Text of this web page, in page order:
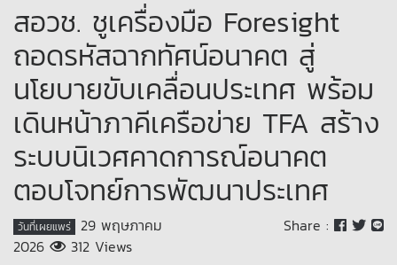
สอวช. ชูเครื่องมือ Foresight
ถอดรหัสฉากทัศน์อนาคต สู่
นโยบายขับเคลื่อนประเทศ พร้อม
เดินหน้าภาคีเครือข่าย TFA สร้าง
ระบบนิเวศคาดการณ์อนาคต
ตอบโจทย์การพัฒนาประเทศ
วันที่เผยแพร่ 29 พฤษภาคม
2026
312 Views
Share :